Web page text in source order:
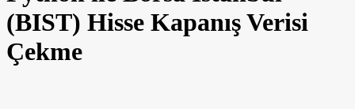
(BIST) Hisse Kapanış Verisi
Çekme